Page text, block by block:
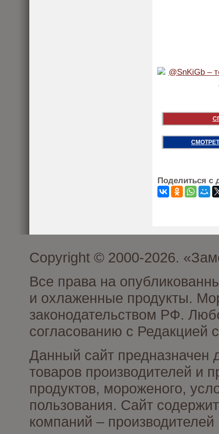
Поделиться с
Copyright © 2000-2026.
Все права на
и охлаженные продукты.
законодательством РФ.
согласованию с Редакцией
Данный сайт предназначен
товаров производителей и
продуктов, мороженого,
пользования. Сайт
компаний –